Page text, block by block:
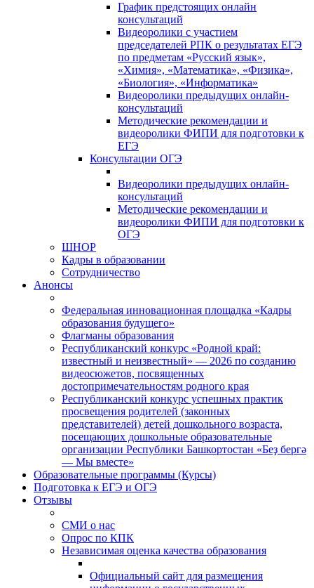
График предстоящих онлайн
консультаций
Видеоролики с участием
председателей РПК о результатах ЕГЭ
по предметам «Русский язык»,
«Химия», «Математика», «Физика»,
«Биология», «Информатика»
Видеоролики предыдущих онлайн-
консультаций
Методические рекомендации и
видеоролики ФИПИ для подготовки к
ЕГЭ
Консультации ОГЭ
Видеоролики предыдущих онлайн-
консультаций
Методические рекомендации и
видеоролики ФИПИ для подготовки к
ОГЭ
ШНОР
Кадры в образовании
Сотрудничество
Анонсы
Федеральная инновационная площадка «Кадры
образования будущего»
Флагманы образования
Республиканский конкурс «Родной край:
известный и неизвестный» — 2026 по созданию
видеосюжетов, посвященных
достопримечательностям родного края
Республиканский конкурс успешных практик
просвещения родителей (законных
представителей) детей дошкольного возраста,
посещающих дошкольные образовательные
организации Республики Башкортостан «Беҙ бергә
— Мы вместе»
Образовательные программы (Курсы)
Подготовка к ЕГЭ и ОГЭ
Отзывы
СМИ о нас
Опрос по КПК
Независимая оценка качества образования
Официальный сайт для размещения